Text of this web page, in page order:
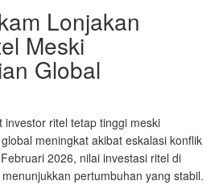
Lonjakan
Meski
Global
investor ritel tetap tinggi meski
meningkat akibat eskalasi konflik
2026, nilai investasi ritel di
pertumbuhan yang stabil.